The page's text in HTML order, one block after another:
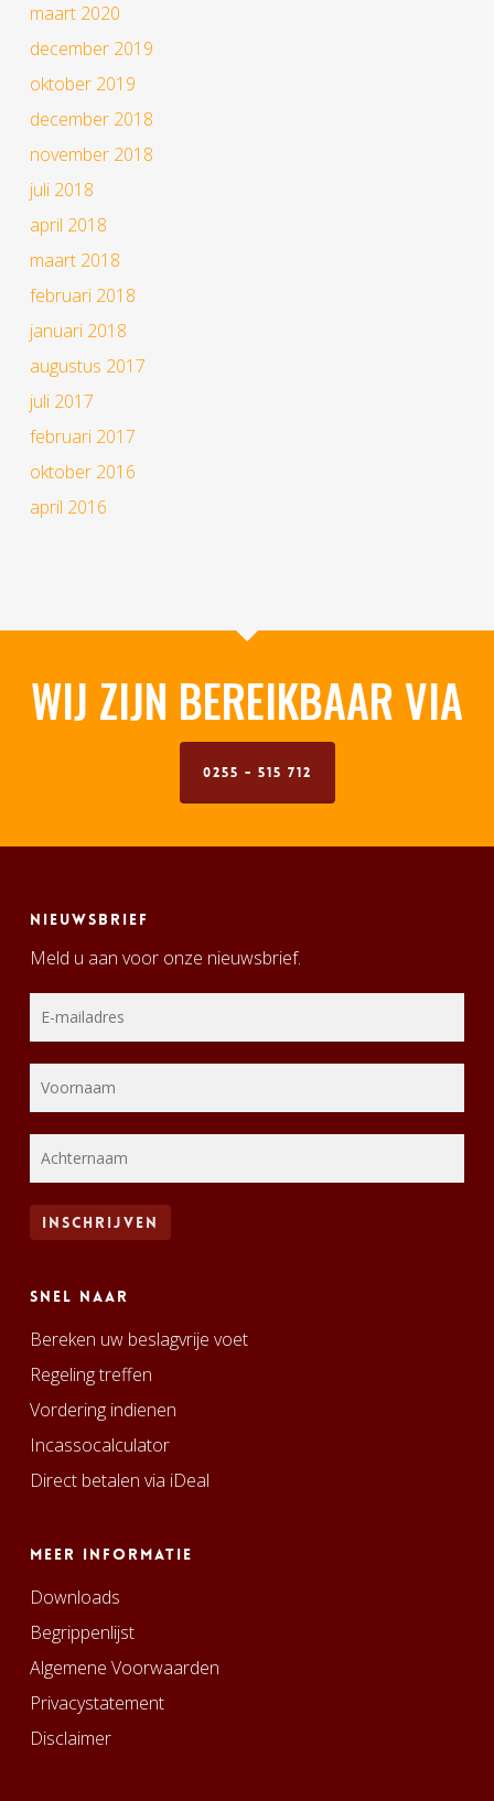
maart 2020
december 2019
oktober 2019
december 2018
november 2018
juli 2018
april 2018
maart 2018
februari 2018
januari 2018
augustus 2017
juli 2017
februari 2017
oktober 2016
april 2016
WIJ ZIJN BEREIKBAAR VIA
0255 - 515 712
Nieuwsbrief
Meld u aan voor onze nieuwsbrief.
Snel naar
Bereken uw beslagvrije voet
Regeling treffen
Vordering indienen
Incassocalculator
Direct betalen via iDeal
Meer informatie
Downloads
Begrippenlijst
Algemene Voorwaarden
Privacystatement
Disclaimer